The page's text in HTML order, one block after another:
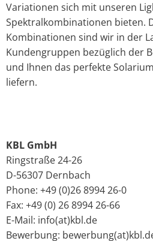
Variationen sich mit unseren
Spektralkombinationen bieten.
Kombinationen sind wir in der
Kundengruppen bezüglich der
und Ihnen das perfekte
liefern.
KBL GmbH
Ringstraße 24-26
D-56307 Dernbach
Phone: +49 (0)26 8994 26-0
Fax: +49 (0) 26 8994 26-66
E-Mail: info(at)kbl.de
Bewerbung: